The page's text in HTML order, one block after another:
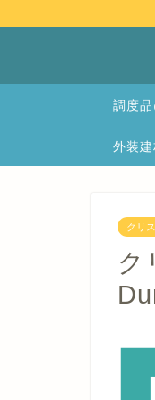
調度
外装
クリ
ク